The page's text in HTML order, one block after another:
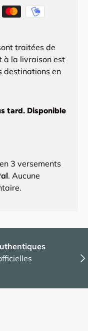
traitées de
à la livraison est
destinations en
tard. Disponible
3 versements
. Aucune